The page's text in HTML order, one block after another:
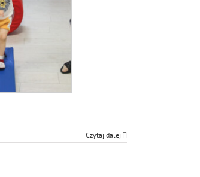
Czytaj dalej